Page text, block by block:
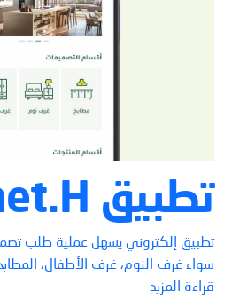
تطبيق Garnet.H
تطبيق إلكتروني يسهل عملية طلب
سواء غرف النوم، غرف الأطفال،
قراءة المزيد